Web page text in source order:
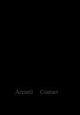
Accueil Contact